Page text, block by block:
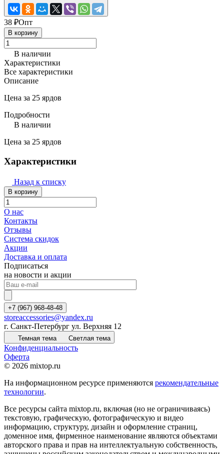
38 ₽Опт
В корзину
В наличии
Характеристики
Все характеристики
Описание
Цена за 25 ярдов
Подробности
В наличии
Цена за 25 ярдов
Характеристики
Назад к списку
В корзину
О нас
Контакты
Отзывы
Система скидок
Акции
Доставка и оплата
Подписаться
на новости и акции
+7 (967) 968-48-48
storeaccessories@yandex.ru
г. Санкт-Петербург ул. Верхняя 12
Темная тема Светлая тема
Конфиденциальность
Оферта
© 2026 mixtop.ru
На информационном ресурсе применяются рекомендательные
технологии.
Все ресурсы сайта mixtop.ru, включая (но не ограничиваясь)
текстовую, графическую, фотографическую и видео
информацию, структуру, дизайн и оформление страниц,
доменное имя, фирменное наименование являются объектами
авторского права и прав на интеллектуальную собственность,